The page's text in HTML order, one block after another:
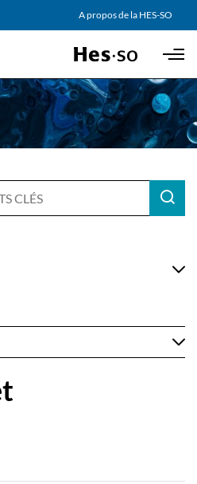
Skip to main content
A propos de la HES-SO